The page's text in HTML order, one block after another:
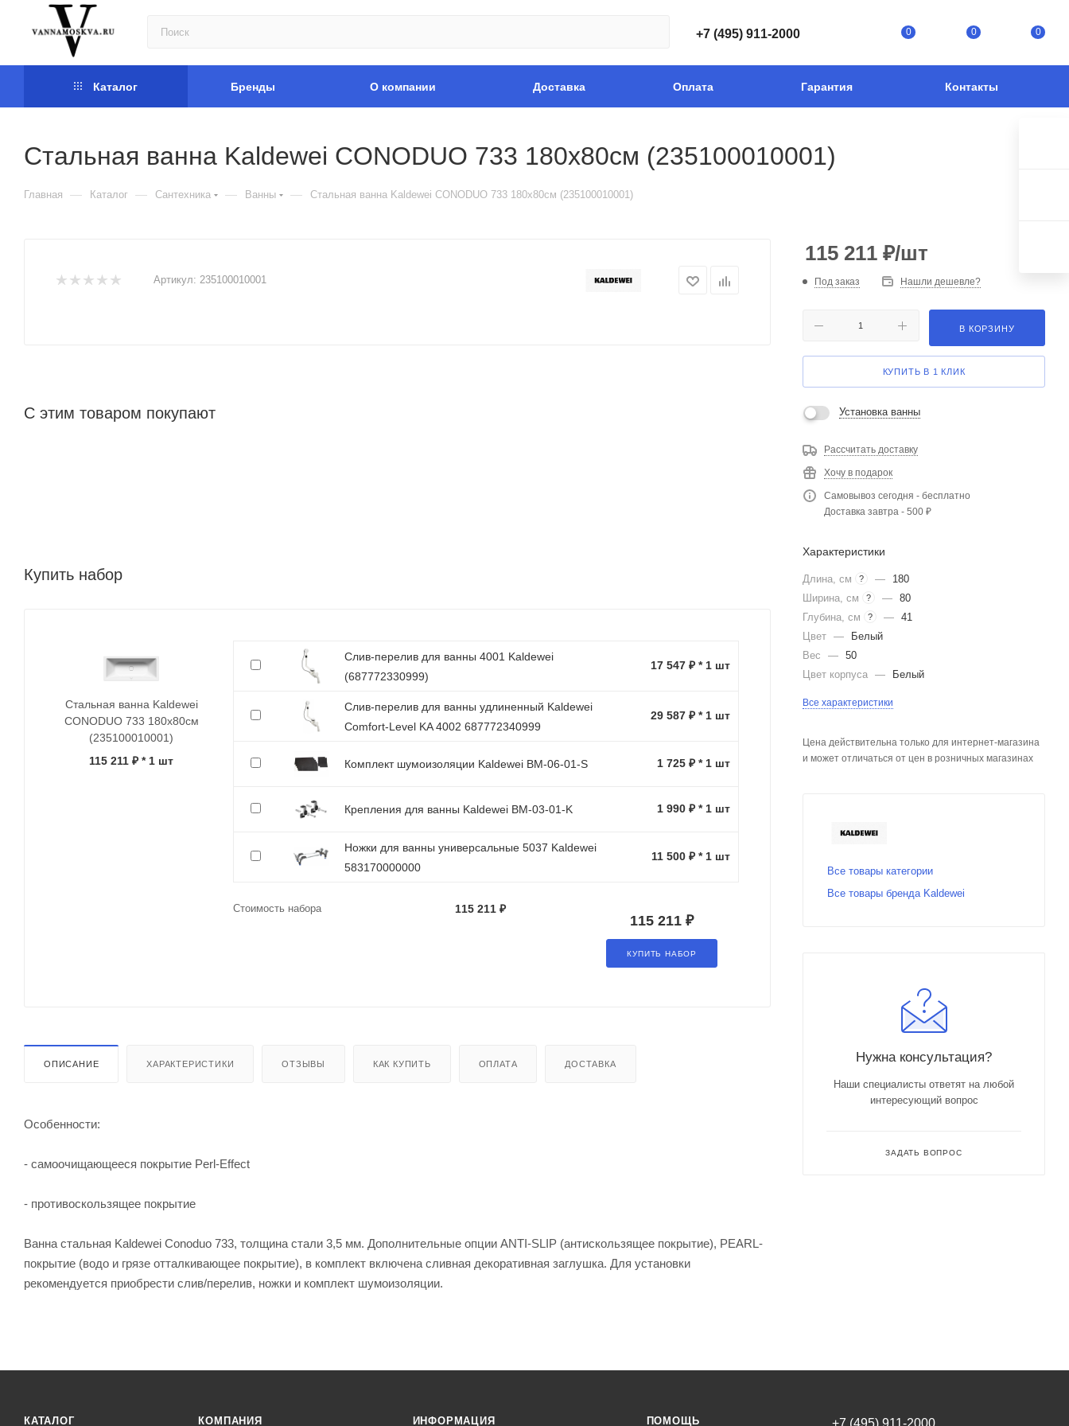
+7 (495) 911-2000 0 0 0
Каталог Бренды О компании Доставка Оплата Гарантия Контакты
Cтальная ванна Kaldewei CONODUO 733 180x80см (235100010001)
Главная — Каталог — Сантехника — Ванны — Cтальная ванна Kaldewei CONODUO 733 180x80см (235100010001)
Артикул: 235100010001
С этим товаром покупают
Купить набор
Cтальная ванна Kaldewei
CONODUO 733 180x80см
(235100010001)
115 211 ₽ * 1 шт
Слив-перелив для ванны 4001 Kaldewei
(687772330999)
17 547 ₽ * 1 шт
Слив-перелив для ванны удлиненный Kaldewei
Comfort-Level KA 4002 687772340999
29 587 ₽ * 1 шт
Комплект шумоизоляции Kaldewei BM-06-01-S 1 725 ₽ * 1 шт
Крепления для ванны Kaldewei BM-03-01-K 1 990 ₽ * 1 шт
Ножки для ванны универсальные 5037 Kaldewei
583170000000
11 500 ₽ * 1 шт
Стоимость набора 115 211 ₽
115 211 ₽
КУПИТЬ НАБОР
ОПИСАНИЕ ХАРАКТЕРИСТИКИ ОТЗЫВЫ КАК КУПИТЬ ОПЛАТА ДОСТАВКА
Особенности:
- самоочищающееся покрытие Perl-Effect
- противоскользящее покрытие
Ванна стальная Kaldewei Conoduo 733, толщина стали 3,5 мм. Дополнительные опции ANTI-SLIP (антискользящее покрытие), PEARL-
покрытие (водо и грязе отталкивающее покрытие), в комплект включена сливная декоративная заглушка. Для установки
рекомендуется приобрести слив/перелив, ножки и комплект шумоизоляции.
115 211 ₽/шт
Под заказ Нашли дешевле?
В КОРЗИНУ
КУПИТЬ В 1 КЛИК
Установка ванны
Рассчитать доставку
Хочу в подарок
Самовывоз сегодня - бесплатно
Доставка завтра - 500 ₽
Характеристики
Длина, см ? —
180
Ширина, см
? — 80
Глубина, см
? — 41
Цвет —
Белый
Вес
— 50
Цвет корпуса — Белый
Все характеристики
Цена действительна только для интернет-магазина
и может отличаться от цен в розничных магазинах
Все товары категории
Все товары бренда Kaldewei
Нужна консультация?
Наши специалисты ответят на любой
интересующий вопрос
ЗАДАТЬ ВОПРОС
КАТАЛОГ КОМПАНИЯ ИНФОРМАЦИЯ ПОМОЩЬ +7 (495) 911-2000